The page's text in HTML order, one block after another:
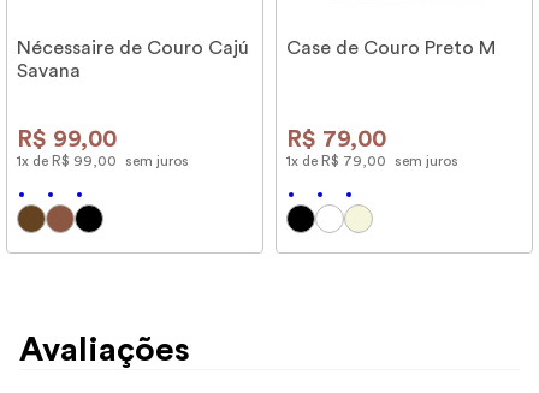
Nécessaire de Couro Cajú
Savana
R$ 99,00
1x de R$ 99 00 sem juros
Case de Couro Preto M
R$ 79,00
1x de R$ 79 00 sem juros
Avaliações